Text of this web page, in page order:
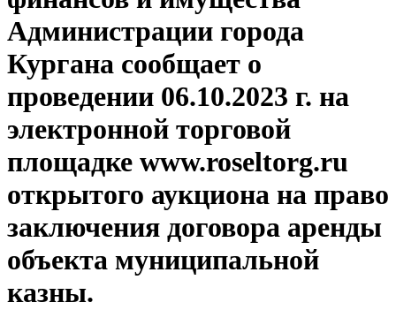
Администрации города
Кургана сообщает о
проведении 06.10.2023 г. на
электронной торговой
площадке www.roseltorg.ru
открытого аукциона на право
заключения договора аренды
объекта муниципальной
казны.